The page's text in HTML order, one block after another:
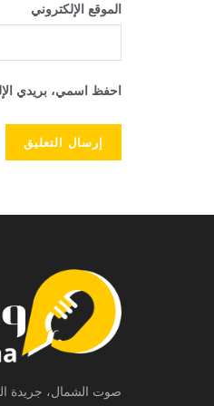
الموقع الإلكتروني
احفظ اسمي، بريدي
صوت الشمال، جريدة